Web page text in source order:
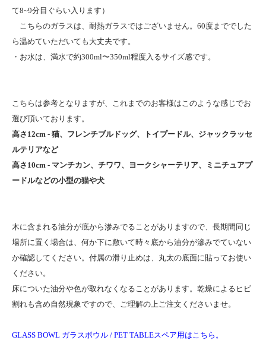
て8~9分目ぐらい入ります）
こちらのガラスは、耐熱ガラスではございません。60度まででした
ら温めていただいても大丈夫です。
・お水は、満水で約300ml〜350ml程度入るサイズ感です。
こちらは参考となりますが、これまでのお客様はこのような感じでお
選び頂いております。
高さ12cm - 猫、フレンチブルドッグ、トイプードル、ジャックラッセ
ルテリアなど
高さ10cm - マンチカン、チワワ、ヨークシャーテリア、ミニチュアプ
ードルなどの小型の猫や犬
木に含まれる油分が底から滲みでることがありますので、長期間同じ
場所に置く場合は、何か下に敷いて時々底から油分が滲みでていない
か確認してください。付属の滑り止めは、丸太の底面に貼ってお使い
ください。
床についた油分や色が取れなくなることがあります。乾燥によるヒビ
割れも含め自然現象ですので、ご理解の上ご注文くださいませ。
GLASS BOWL ガラスボウル / PET TABLEスペア用はこちら。